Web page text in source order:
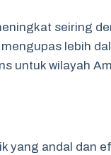
seiring
lebih
untuk wilayah
yang andal dan